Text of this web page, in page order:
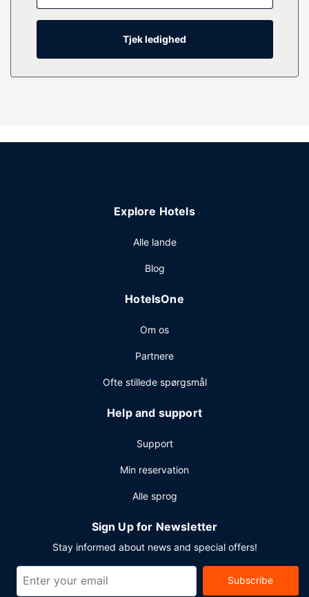
gratis toiletartikler og hårtørrer. Faciliteter inkluderer
skriveborde og kaffe-/temaskiner, og rengøring udføres
Ejendomsfacilitet
Gå ikke glip af de rekreative tilbud, inklusive en udendørs
forretningscenter, limousine- eller luksusbilservice og
Bellevue? På dette hotel er der et område på 304
og 6 mødelokaler. Selvstændig parkering (tillægsgebyr) er
Tjek ledighed
Explore Hotels
Alle lande
Blog
HotelsOne
Om os
Partnere
Ofte stillede spørgsmål
Help and support
Support
Min reservation
Alle sprog
Sign Up for Newsletter
Stay informed about news and special offers!
Subscribe